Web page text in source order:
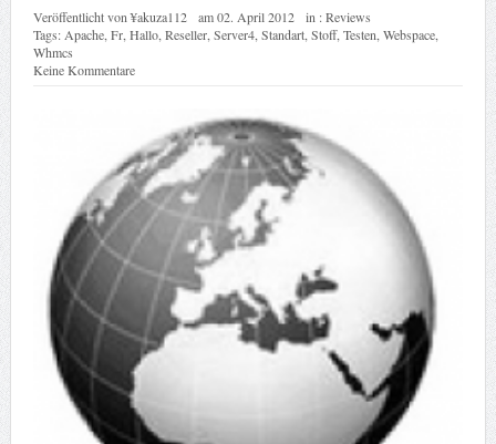
Veröffentlicht von¥akuza112 am02. April 2012 in :Reviews
Tags:Apache,Fr,Hallo,Reseller,Server4,Standart,Stoff,Testen,Webspace,
Whmcs
Keine Kommentare